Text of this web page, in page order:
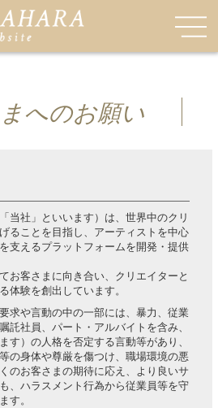
へのお願い
当社」といいます）は、世界中のクリ
ることを目指し、アーティストを中心
支えるプラットフォームを開発・提供
お客さまに向き合い、クリエイターと
体験を創出しています。
求や言動の中の一部には、暴力、従業
託社員、パート・アルバイトを含み、
す）の人格を否定する言動等があり、
の身体や尊厳を傷つけ、職場環境の悪
のお客さまの期待に応え、より良いサ
、ハラスメント行為から従業員等を守
す。